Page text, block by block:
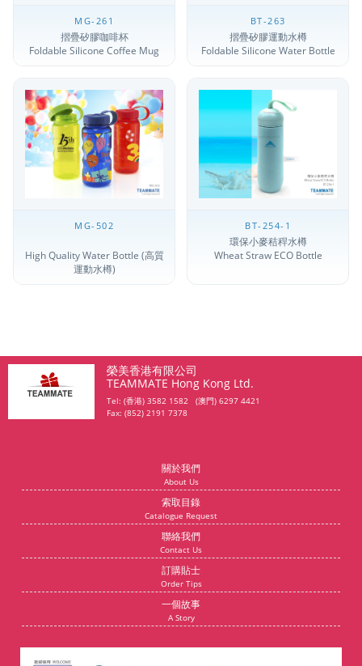
MG-261
摺疊矽膠咖啡杯
Foldable Silicone Coffee Mug
BT-263
摺疊矽膠運動水樽
Foldable Silicone Water Bottle
MG-502
High Quality Water Bottle (高質
運動水樽)
BT-254-1
環保小麥秸稈水樽
Wheat Straw ECO Bottle
榮美香港有限公司
TEAMMATE Hong Kong Ltd.
Tel: (香港) 3582 1582 (澳門) 6297 4421
Fax: (852) 2191 7378
關於我們
About Us
索取目錄
Catalogue Request
聯絡我們
Contact Us
訂購貼士
Order Tips
一個故事
A Story